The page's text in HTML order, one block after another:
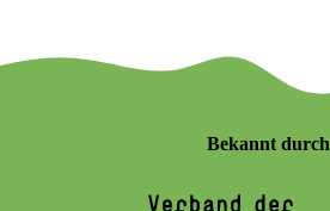
Bekannt durch